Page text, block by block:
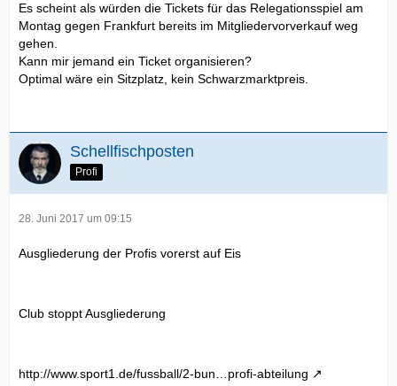
Es scheint als würden die Tickets für das Relegationsspiel am
Montag gegen Frankfurt bereits im Mitgliedervorverkauf weg
gehen.
Kann mir jemand ein Ticket organisieren?
Optimal wäre ein Sitzplatz, kein Schwarzmarktpreis.
Schellfischposten
Profi
28. Juni 2017 um 09:15
Ausgliederung der Profis vorerst auf Eis
Club stoppt Ausgliederung
http://www.sport1.de/fussball/2-bun…profi-abteilung